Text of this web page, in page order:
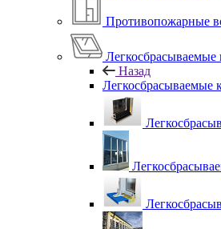
Противопожарные
Легкосбрасываемые
Назад
Легкосбрасываемые